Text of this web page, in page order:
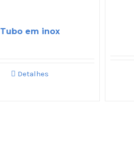
Tubo em inox
Detalhes